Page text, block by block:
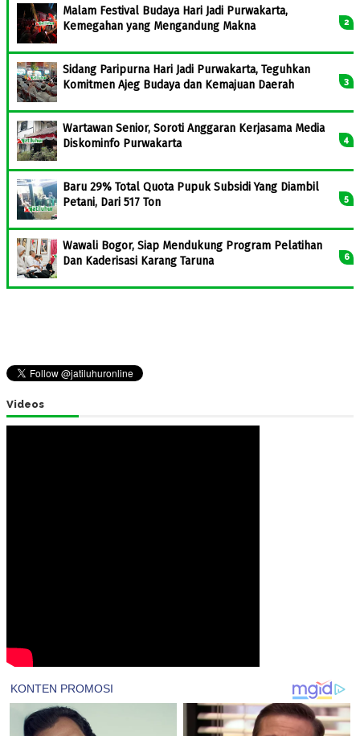
Malam Festival Budaya Hari Jadi Purwakarta,
Kemegahan yang Mengandung Makna
Sidang Paripurna Hari Jadi Purwakarta, Teguhkan
Komitmen Ajeg Budaya dan Kemajuan Daerah
Wartawan Senior, Soroti Anggaran Kerjasama Media
Diskominfo Purwakarta
Baru 29% Total Quota Pupuk Subsidi Yang Diambil
Petani, Dari 517 Ton
Wawali Bogor, Siap Mendukung Program Pelatihan
Dan Kaderisasi Karang Taruna
Videos